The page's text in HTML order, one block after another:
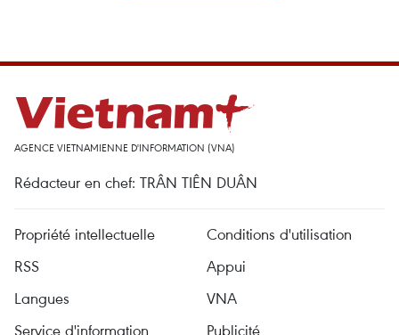
AGENCE VIETNAMIENNE D'INFORMATION (VNA)
Rédacteur en chef: TRÂN TIÊN DUÂN
Propriété intellectuelle
Conditions d'utilisation
RSS
Appui
Langues
VNA
Service d'information
Publicité